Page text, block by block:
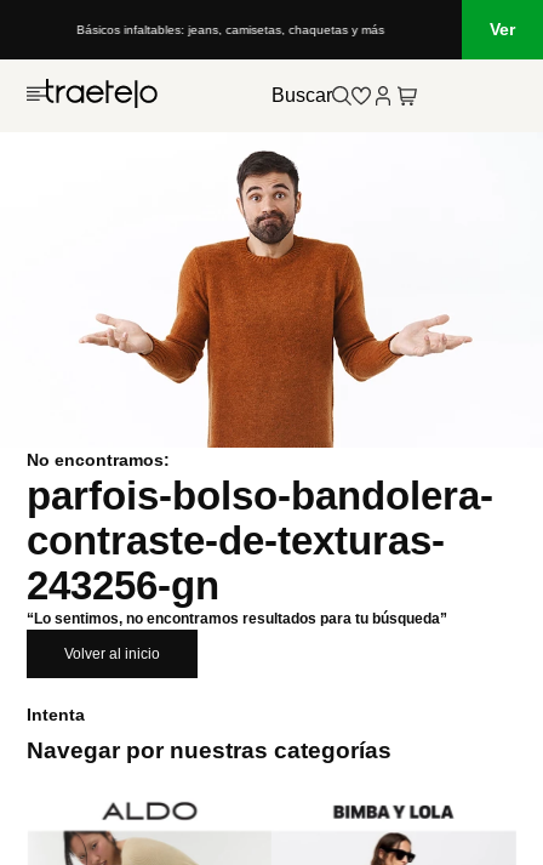
Básicos infaltables: jeans, camisetas, chaquetas y más Ver
Buscar
No encontramos:
parfois-bolso-bandolera-
contraste-de-texturas-
243256-gn
“Lo sentimos, no encontramos resultados para tu búsqueda”
Volver al inicio
Intenta
Navegar por nuestras categorías